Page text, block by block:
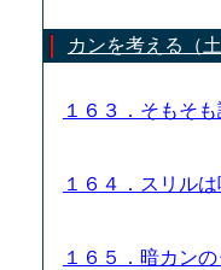
カンを考える（
１６３．そもそ
１６４．スリル
１６５．暗カン